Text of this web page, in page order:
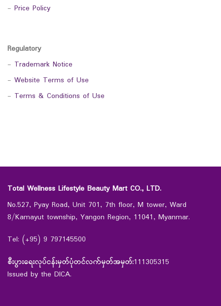
- Price Policy
Regulatory
- Trademark Notice
- Website Terms of Use
- Terms & Conditions of Use
Total Wellness Lifestyle Beauty Mart CO., LTD.
No.527, Pyay Road, Unit 701, 7th floor, M tower, Ward
8/Kamayut township, Yangon Region, 11041, Myanmar.
Tel: (+95) 9 797145500
စီးပွားရေးလုပ်ငန်းမှတ်ပုံတင်လက်မှတ်အမှတ်:111305315
Issued by the DICA.